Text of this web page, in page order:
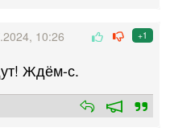
10:26 +1
Ждём-с.